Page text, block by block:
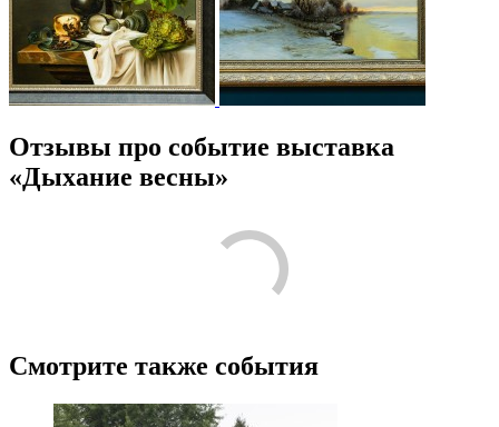
Отзывы про событие выставка
«Дыхание весны»